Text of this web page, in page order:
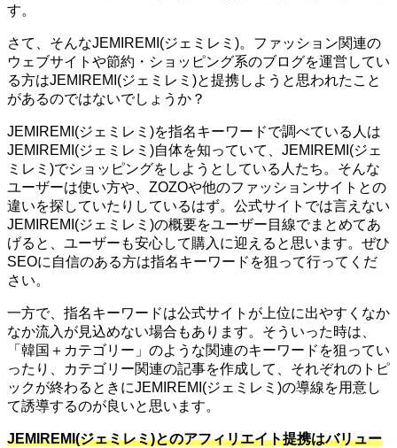
す。
さて、そんなJEMIREMI(ジェミレミ)。ファッション関連の
ウェブサイトや節約・ショッピング系のブログを運営してい
る方はJEMIREMI(ジェミレミ)と提携しようと思われたこと
があるのではないでしょうか？
JEMIREMI(ジェミレミ)を指名キーワードで調べている人は
JEMIREMI(ジェミレミ)自体を知っていて、JEMIREMI(ジェ
ミレミ)でショッピングをしようとしている人たち。そんな
ユーザーは使い方や、ZOZOや他のファッションサイトとの
違いを探していたりしているはず。公式サイトでは言えない
JEMIREMI(ジェミレミ)の概要をユーザー目線でまとめてあ
げると、ユーザーも安心して購入に迎えると思います。ぜひ
SEOに自信のある方は指名キーワードを狙って行ってくだ
さい。
一方で、指名キーワードは公式サイトが上位に出やすくなか
なか流入が見込めない場合もあります。そういった時は、
「韓国＋カテゴリー」のような関連のキーワードを狙ってい
ったり、カテゴリー関連の記事を作成して、それぞれのトピ
ックが終わるときにJEMIREMI(ジェミレミ)の導線を用意し
て誘導するのが良いと思います。
JEMIREMI(ジェミレミ)とのアフィリエイト提携はバリュー